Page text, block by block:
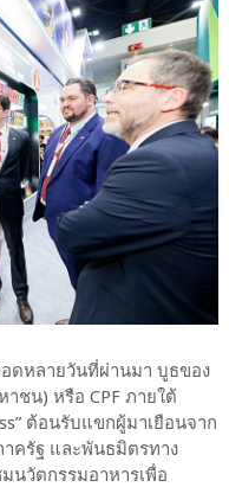
อดหลายวันที่ผ่านมา บูธของ
ชน) หรือ CPF ภายใต้
ต้อนรับแขกผู้มาเยือนจาก
ครัฐ และพันธมิตรทาง
นวัตกรรมอาหารเพื่อ